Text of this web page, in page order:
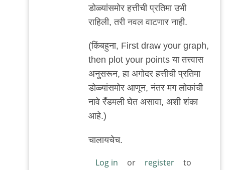
डोळ्यांसमोर हत्तीची प्रतिमा उभी
राहिली, तरी नवल वाटणार नाही.
(किंबहुना, First draw your graph,
then plot your points या तत्त्वास
अनुसरून, हा अगोदर हत्तीची प्रतिमा
डोळ्यांसमोर आणून, नंतर मग लोकांची
नावे रँडमली घेत असावा, अशी शंका
आहे.)
चालायचेच.
Log in or register
to